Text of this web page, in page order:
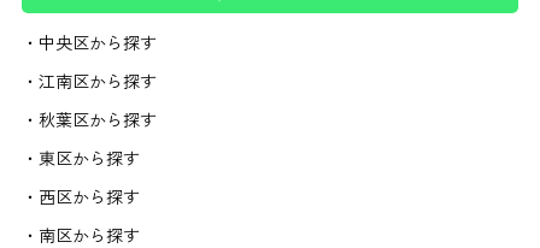
・中央区から探す
・江南区から探す
・秋葉区から探す
・東区から探す
・西区から探す
・南区から探す